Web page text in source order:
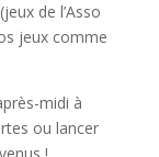
de l’Asso
jeux comme
midi à
ou lancer